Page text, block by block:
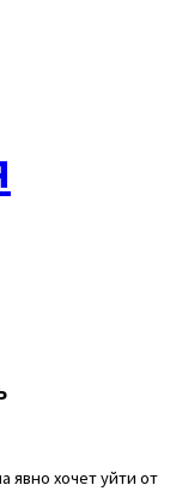
явно хочет уйти от